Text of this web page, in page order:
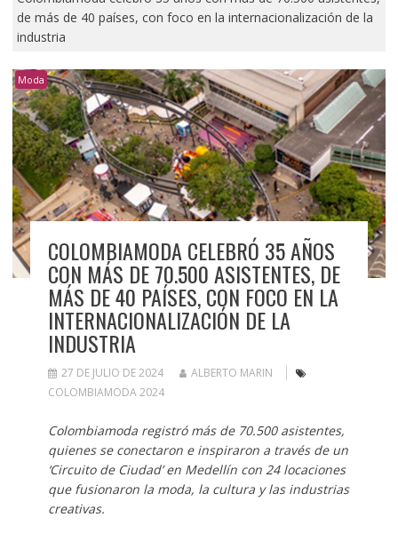
de más de 40 países, con foco en la internacionalización de la
industria
Moda
COLOMBIAMODA CELEBRÓ 35 AÑOS
CON MÁS DE 70.500 ASISTENTES, DE
MÁS DE 40 PAÍSES, CON FOCO EN LA
INTERNACIONALIZACIÓN DE LA
INDUSTRIA
27 DE JULIO DE 2024
ALBERTO MARIN
COLOMBIAMODA 2024
Colombiamoda registró más de 70.500 asistentes,
quienes se conectaron e inspiraron a través de un
‘Circuito de Ciudad’ en Medellín con 24 locaciones
que fusionaron la moda, la cultura y las industrias
creativas.